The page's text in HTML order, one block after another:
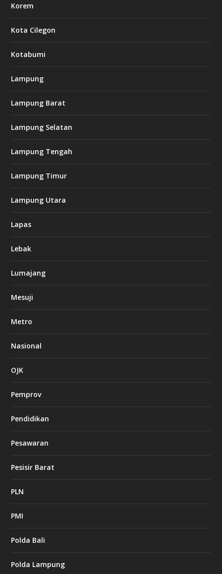
Korem
Kota Cilegon
Kotabumi
Lampung
Lampung Barat
Lampung Selatan
Lampung Tengah
Lampung Timur
Lampung Utara
Lapas
Lebak
Lumajang
Mesuji
Metro
Nasional
OJK
Pemprov
Pendidikan
Pesawaran
Pesisir Barat
PLN
PMI
Polda Bali
Polda Lampung